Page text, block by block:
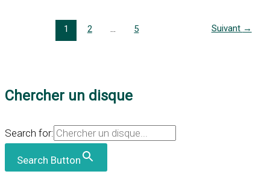
1 2 … 5 Suivant →
Chercher un disque
Search for:
Search Button